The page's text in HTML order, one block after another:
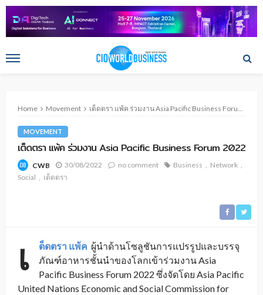
Home Movement เต็ดตรา แพ้ค ร่วมงาน Asia Pacific Business Forum 2022
MOVEMENT
เต็ดตรา แพ้ค ร่วมงาน Asia Pacific Business Forum 2022
CWB 30/08/2022 no comment Business
Network
Social
เต็ดตรา
เ ต็ดตรา แพ้ค ผู้นำด้านโซลูชันการแปรรูปและบรรจุ
ภัณฑ์อาหารชั้นนำของโลกเข้าร่วมงาน Asia
Pacific Business Forum 2022 ซึ่งจัดโดย Asia Pacific
United Nations Economic and Social Commission for